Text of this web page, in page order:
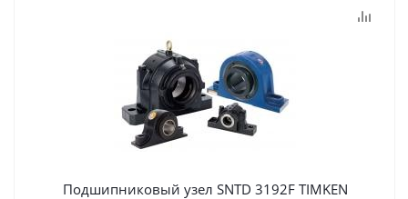
Подшипниковый узел SNTD 3192F TIMKEN